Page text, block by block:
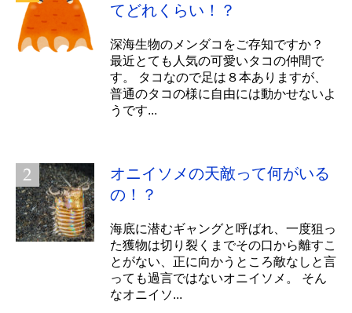
てどれくらい！？
深海生物のメンダコをご存知ですか？
最近とても人気の可愛いタコの仲間で
す。 タコなので足は８本ありますが、
普通のタコの様に自由には動かせないよ
うです...
オニイソメの天敵って何がいる
の！？
海底に潜むギャングと呼ばれ、一度狙っ
た獲物は切り裂くまでその口から離すこ
とがない、正に向かうところ敵なしと言
っても過言ではないオニイソメ。 そん
なオニイソ...